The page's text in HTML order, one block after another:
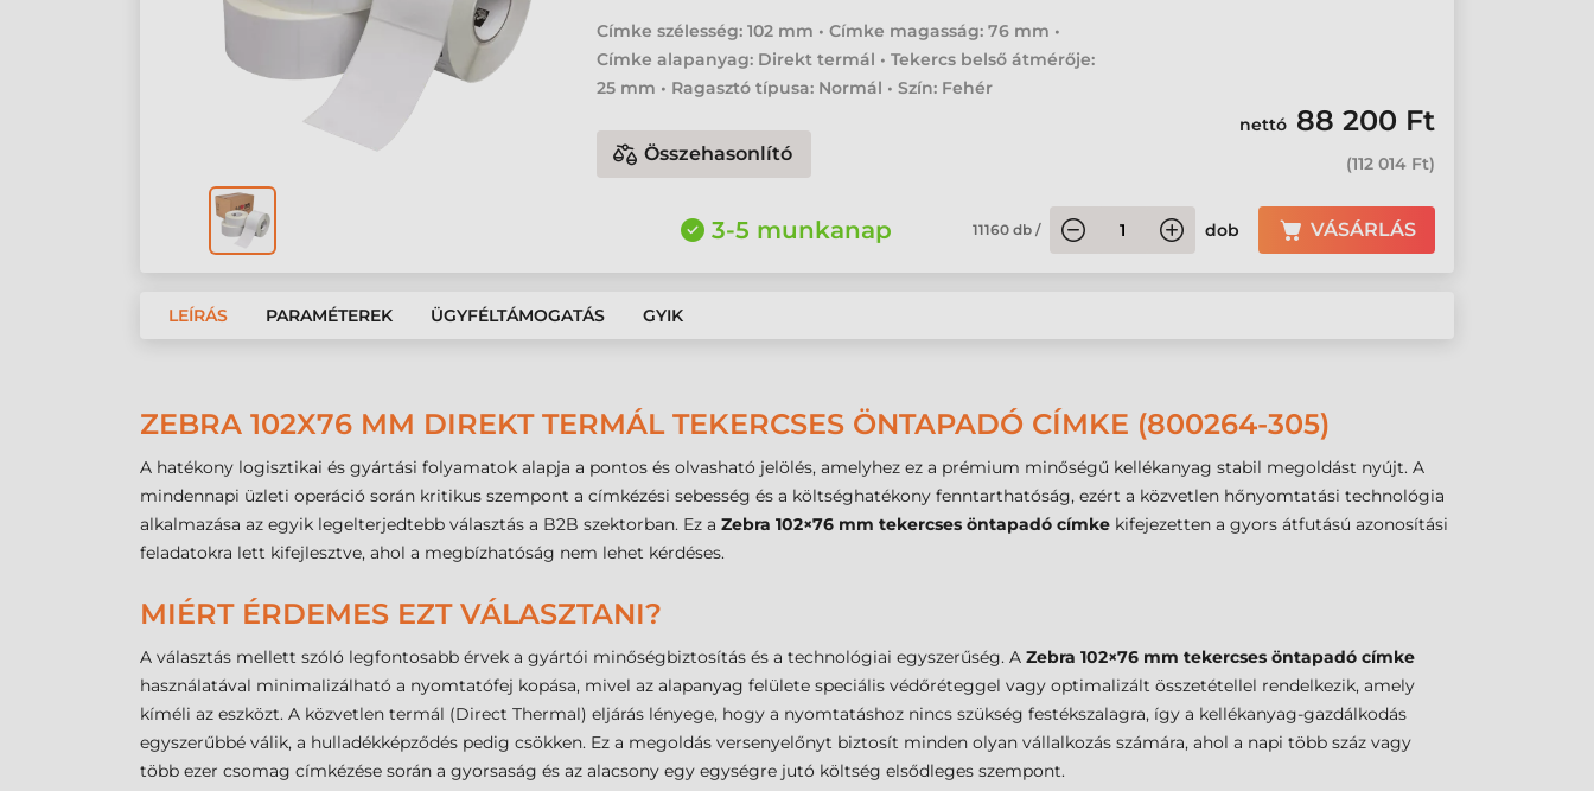
Címke szélesség: 102 mm • Címke magasság: 76 mm •
Címke alapanyag: Direkt termál • Tekercs belső átmérője:
25 mm • Ragasztó típusa: Normál • Szín: Fehér
Összehasonlító
nettó 88 200 Ft
(112 014 Ft)
3-5 munkanap 11160 db/ dob VÁSÁRLÁS
LEÍRÁS PARAMÉTEREK ÜGYFÉLTÁMOGATÁS GYIK
ZEBRA 102X76 MM DIREKT TERMÁL TEKERCSES ÖNTAPADÓ CÍMKE (800264-305)
A hatékony logisztikai és gyártási folyamatok alapja a pontos és olvasható jelölés, amelyhez ez a prémium minőségű kellékanyag stabil megoldást nyújt. A
mindennapi üzleti operáció során kritikus szempont a címkézési sebesség és a költséghatékony fenntarthatóság, ezért a közvetlen hőnyomtatási technológia
alkalmazása az egyik legelterjedtebb választás a B2B szektorban. Ez a Zebra 102×76 mm tekercses öntapadó címke kifejezetten a gyors átfutású azonosítási
feladatokra lett kifejlesztve, ahol a megbízhatóság nem lehet kérdéses.
MIÉRT ÉRDEMES EZT VÁLASZTANI?
A választás mellett szóló legfontosabb érvek a gyártói minőségbiztosítás és a technológiai egyszerűség. A Zebra 102×76 mm tekercses öntapadó címke
használatával minimalizálható a nyomtatófej kopása, mivel az alapanyag felülete speciális védőréteggel vagy optimalizált összetétellel rendelkezik, amely
kíméli az eszközt. A közvetlen termál (Direct Thermal) eljárás lényege, hogy a nyomtatáshoz nincs szükség festékszalagra, így a kellékanyag-gazdálkodás
egyszerűbbé válik, a hulladékképződés pedig csökken. Ez a megoldás versenyelőnyt biztosít minden olyan vállalkozás számára, ahol a napi több száz vagy
több ezer csomag címkézése során a gyorsaság és az alacsony egy egységre jutó költség elsődleges szempont.